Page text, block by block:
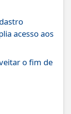
acesso aos
o fim de